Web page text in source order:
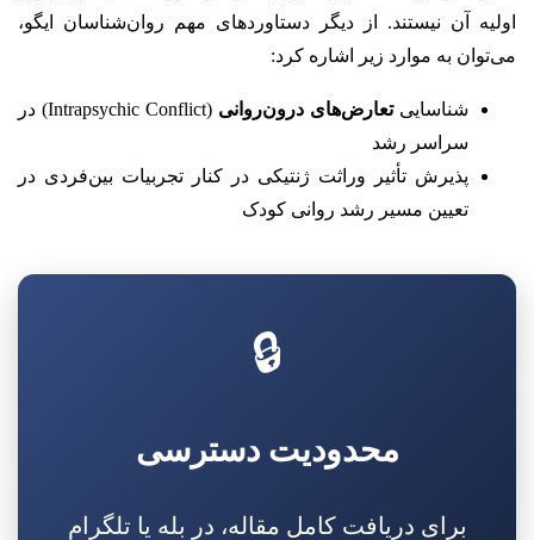
اولیه‌ آن نیستند. از دیگر دستاوردهای مهم روان‌شناسان ایگو،
می‌توان به موارد زیر اشاره کرد:
شناساییتعارض‌های درون‌روانی
(Intrapsychic Conflict) در
سراسر رشد
پذیرش تأثیر وراثت ژنتیکی در کنار تجربیات بین‌فردی در
تعیین مسیر رشد روانی کودک
🔒
محدودیت دسترسی
برای دریافت کامل مقاله، در بله یا تلگرام